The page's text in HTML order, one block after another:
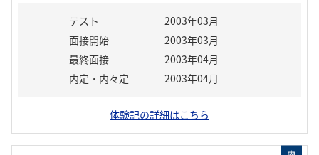
テスト
2003年03月
面接開始
2003年03月
最終面接
2003年04月
内定・内々定
2003年04月
体験記の詳細はこちら